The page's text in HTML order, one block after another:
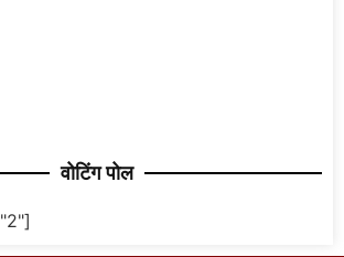
वोटिंग पोल